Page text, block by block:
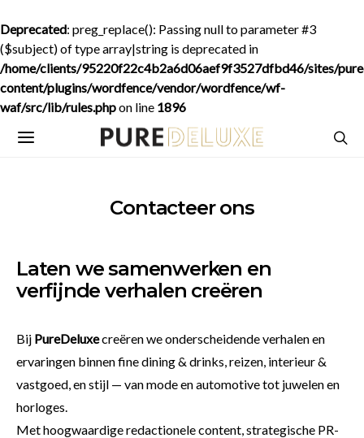
Deprecated: preg_replace(): Passing null to parameter #3
($subject) of type array|string is deprecated in
/home/clients/95220f22c4b2a6d06aef9f3527dfbd46/sites/
content/plugins/wordfence/vendor/wordfence/wf-
waf/src/lib/rules.phpon line 1896
Contacteer ons
Laten we samenwerken en
verfijnde verhalen creëren
Bij PureDeluxecreëren we onderscheidende verhalen en
ervaringen binnen fine dining & drinks, reizen, interieur &
vastgoed, en stijl — van mode en automotive tot juwelen en
horloges.
Met hoogwaardige redactionele content, strategische PR-